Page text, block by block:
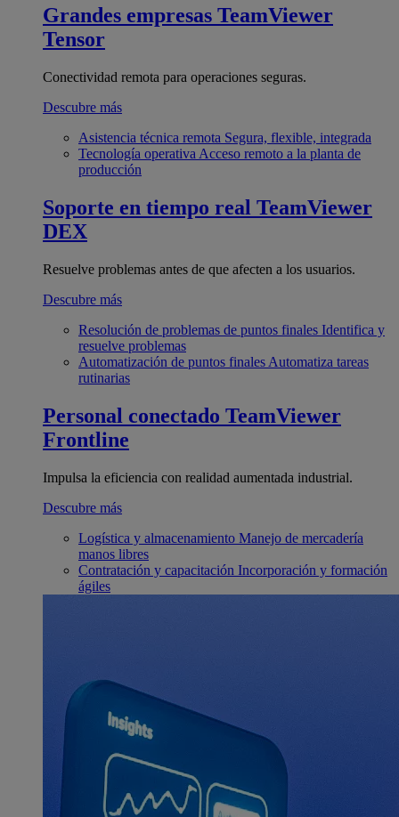
Grandes empresas TeamViewer
Tensor
Conectividad remota para operaciones seguras.
Descubre más
Asistencia técnica remota Segura, flexible, integrada
Tecnología operativa Acceso remoto a la planta de
producción
Soporte en tiempo real TeamViewer
DEX
Resuelve problemas antes de que afecten a los usuarios.
Descubre más
Resolución de problemas de puntos finales Identifica y
resuelve problemas
Automatización de puntos finales Automatiza tareas
rutinarias
Personal conectado TeamViewer
Frontline
Impulsa la eficiencia con realidad aumentada industrial.
Descubre más
Logística y almacenamiento Manejo de mercadería
manos libres
Contratación y capacitación Incorporación y formación
ágiles